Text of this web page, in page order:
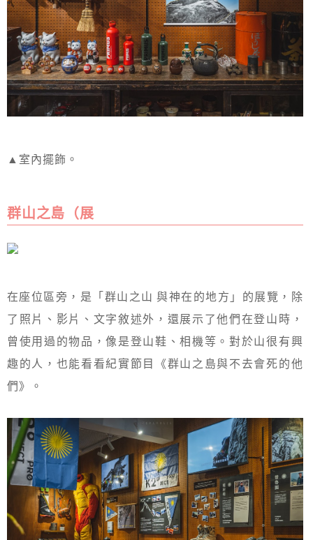
▲室內擺飾。
群山之島（展
在座位區旁，是「群山之山 與神在的地方」的展覽，除
了照片、影片、文字敘述外，還展示了他們在登山時，
曾使用過的物品，像是登山鞋、相機等。對於山很有興
趣的人，也能看看紀實節目《群山之島與不去會死的他
們》。